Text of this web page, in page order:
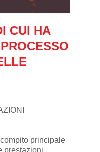
CUI HA
principale
prestazioni